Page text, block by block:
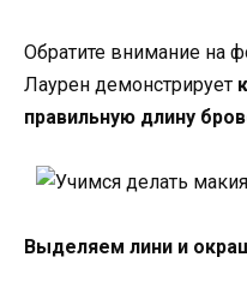
Обратите внимание на
Лаурен демонстрирует
правильную длину
Выделяем лини и